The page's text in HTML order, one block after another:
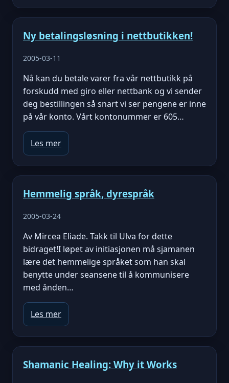
Ny betalingsløsning i nettbutikken!
2005-03-11
Nå kan du betale varer fra vår nettbutikk på
forskudd med giro eller nettbank og vi sender
deg bestillingen så snart vi ser pengene er inne
på vår konto. Vårt kontonummer er 605…
Les mer
Hemmelig språk, dyrespråk
2005-03-24
Av Mircea Eliade. Takk til Ulva for dette
bidraget!I løpet av initiasjonen må sjamanen
lære det hemmelige språket som han skal
benytte under seansene til å kommunisere
med ånden…
Les mer
Shamanic Healing: Why it Works